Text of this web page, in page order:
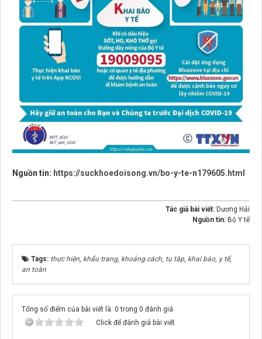
Nguồn tin: https://suckhoedoisong.vn/bo-y-te-n179605.html
Tác giả bài viết: Dương Hải
Nguồn tin: Bộ Y tế
Tags: thực hiện, khẩu trang, khoảng cách, tụ tập, khai báo, y tế,
an toàn
Tổng số điểm của bài viết là: 0 trong 0 đánh giá
Click để đánh giá bài viết